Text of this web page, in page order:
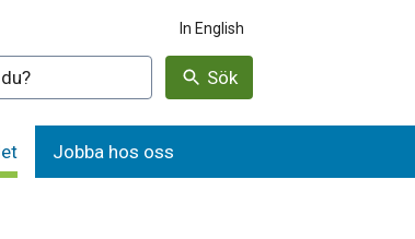
In English
Sök
Jobba hos oss